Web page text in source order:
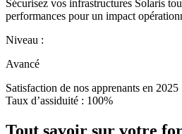
Sécurisez vos infrastructures Solaris
performances pour un impact
Niveau :
Avancé
Satisfaction de nos apprenants en 2025
Taux d’assiduité : 100%